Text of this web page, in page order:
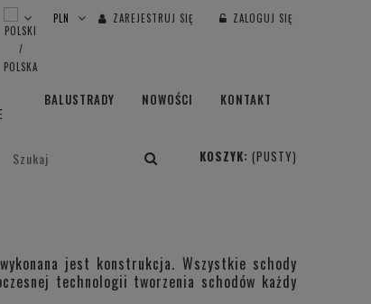
ZAREJESTRUJ SIĘ ZALOGUJ SIĘ
BALUSTRADY NOWOŚCI KONTAKT
KOSZYK: (PUSTY)
jest konstrukcja. Wszystkie schody
technologii tworzenia schodów każdy